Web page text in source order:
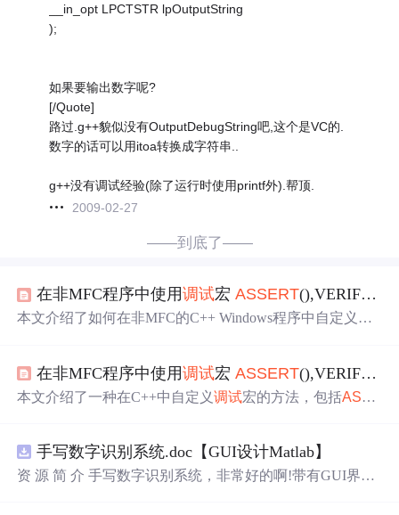
__in_opt LPCTSTR lpOutputString
);
如果要输出数字呢?
[/Quote]
路过.g++貌似没有OutputDebugString吧,这个是VC的.
数字的话可以用itoa转换成字符串..
g++没有调试经验(除了运行时使用printf外).帮顶.
2009-02-27
——到底了——
在非MFC程序中使用调试宏ASSERT(),VERIFY()和 TRACE()
本文介绍了如何在非MFC的C++ Windows程序中自定义 AS
并提供了必要的debug.h和debug.cpp文件。此外，还讨论了
如何扩展TRACE()宏以使用MessageBox显示调试信息。 11
法', '数据处理', '统计模拟']
在非MFC程序中使用调试宏ASSERT(),VERIFY()和 TRACE()
本文介绍了一种在C++中自定义调试宏的方法，包括ASSE
试 。
手写数字识别系统.doc【GUI设计Matlab】
资 源 简 介 手写数字识别系统，非常好的啊!带有GUI界